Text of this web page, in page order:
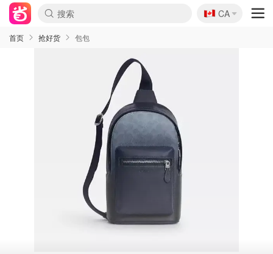
🇨🇦
CA
首页 抢好货 包包